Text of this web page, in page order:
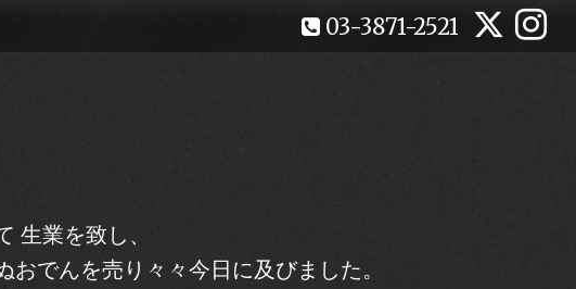
03-3871-2521
生業を致し、
でんを売り々々今日に及びました。